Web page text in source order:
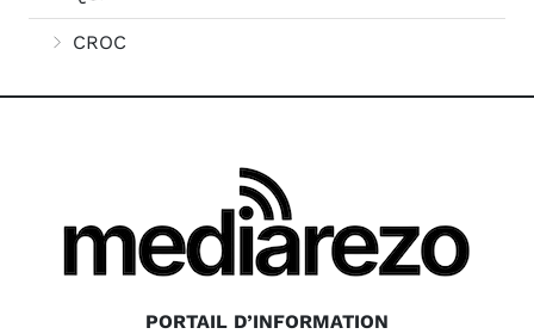
CROC
PORTAIL D’INFORMATION